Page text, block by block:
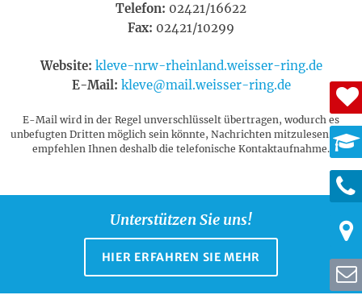
Telefon: 02421/16622
Fax: 02421/10299
Website: kleve-nrw-rheinland.weisser-ring.de
E-Mail: kleve@mail.weisser-ring.de
E-Mail wird in der Regel unverschlüsselt übertragen, wodurch es
unbefugten Dritten möglich sein könnte, Nachrichten mitzulesen. Wir
empfehlen Ihnen deshalb die telefonische Kontaktaufnahme.
Unterstützen Sie uns!
HIER ERFAHREN SIE MEHR